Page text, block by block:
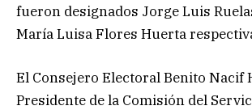
fueron designados Jorge Luis
María Luisa Flores Huerta
El Consejero Electoral Benito Nacif
Presidente de la Comisión del